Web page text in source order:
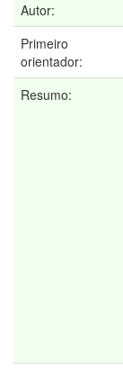
Autor:
Primeiro
orientador:
Resumo: